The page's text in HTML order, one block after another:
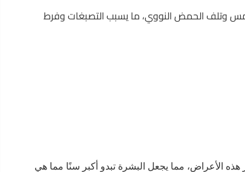
وتلف الحمض النووي، ما يسبب التصبغات وفرط
الأعراض، مما يجعل البشرة تبدو أكبر سنًا مما هي